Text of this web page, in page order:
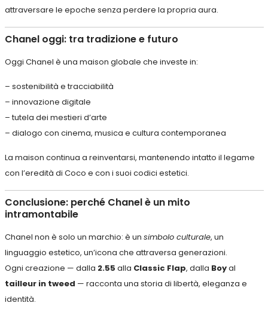
attraversare le epoche senza perdere la propria aura.
Chanel oggi: tra tradizione e futuro
Oggi Chanel è una maison globale che investe in:
– sostenibilità e tracciabilità
– innovazione digitale
– tutela dei mestieri d’arte
– dialogo con cinema, musica e cultura contemporanea
La maison continua a reinventarsi, mantenendo intatto il legame
con l’eredità di Coco e con i suoi codici estetici.
Conclusione: perché Chanel è un mito
intramontabile
Chanel non è solo un marchio: è un simbolo culturale, un
linguaggio estetico, un’icona che attraversa generazioni.
Ogni creazione — dalla 2.55 alla Classic Flap, dalla Boyal
tailleur in tweed — racconta una storia di libertà, eleganza e
identità.